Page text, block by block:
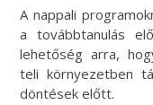
A nappali
a továbbtanulás
lehetőség arra,
teli környezetben
döntések előtt.